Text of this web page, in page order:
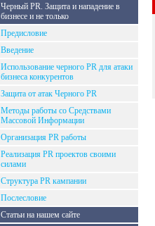
Черный PR. Защита и нападение в
бизнесе и не только
Предисловие
Введение
Использование черного PR для атаки
бизнеса конкурентов
Защита от атак Черного PR
Методы работы со Средствами
Массовой Информации
Организация PR работы
Реализация PR проектов своими
силами
Структура PR кампании
Послесловие
Статьи на нашем сайте